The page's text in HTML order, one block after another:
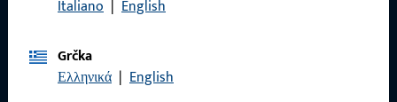
Italiano | English
Grčka
Ελληνικά | EnglishOpćenito